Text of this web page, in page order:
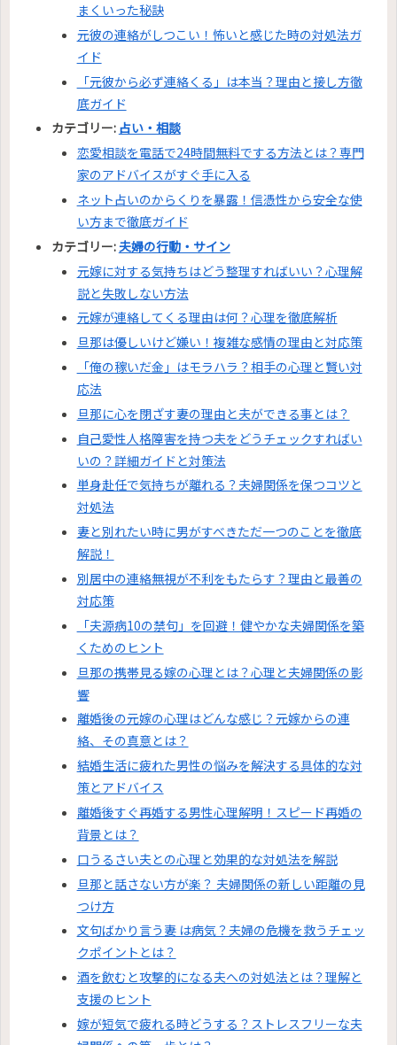
まくいった秘訣
元彼の連絡がしつこい！怖いと感じた時の対処法ガ
イド
「元彼から必ず連絡くる」は本当？理由と接し方徹
底ガイド
カテゴリー: 占い・相談
恋愛相談を電話で24時間無料でする方法とは？専門
家のアドバイスがすぐ手に入る
ネット占いのからくりを暴露！信憑性から安全な使
い方まで徹底ガイド
カテゴリー: 夫婦の行動・サイン
元嫁に対する気持ちはどう整理すればいい？心理解
説と失敗しない方法
元嫁が連絡してくる理由は何？心理を徹底解析
旦那は優しいけど嫌い！複雑な感情の理由と対応策
「俺の稼いだ金」はモラハラ？相手の心理と賢い対
応法
旦那に心を閉ざす妻の理由と夫ができる事とは？
自己愛性人格障害を持つ夫をどうチェックすればい
いの？詳細ガイドと対策法
単身赴任で気持ちが離れる？夫婦関係を保つコツと
対処法
妻と別れたい時に男がすべきただ一つのことを徹底
解説！
別居中の連絡無視が不利をもたらす？理由と最善の
対応策
「夫源病10の禁句」を回避！健やかな夫婦関係を築
くためのヒント
旦那の携帯見る嫁の心理とは？心理と夫婦関係の影
響
離婚後の元嫁の心理はどんな感じ？元嫁からの連
絡、その真意とは？
結婚生活に疲れた男性の悩みを解決する具体的な対
策とアドバイス
離婚後すぐ再婚する男性心理解明！スピード再婚の
背景とは？
口うるさい夫との心理と効果的な対処法を解説
旦那と話さない方が楽？ 夫婦関係の新しい距離の見
つけ方
文句ばかり言う妻 は病気？夫婦の危機を救うチェッ
クポイントとは？
酒を飲むと攻撃的になる夫への対処法とは？理解と
支援のヒント
嫁が短気で疲れる時どうする？ストレスフリーな夫